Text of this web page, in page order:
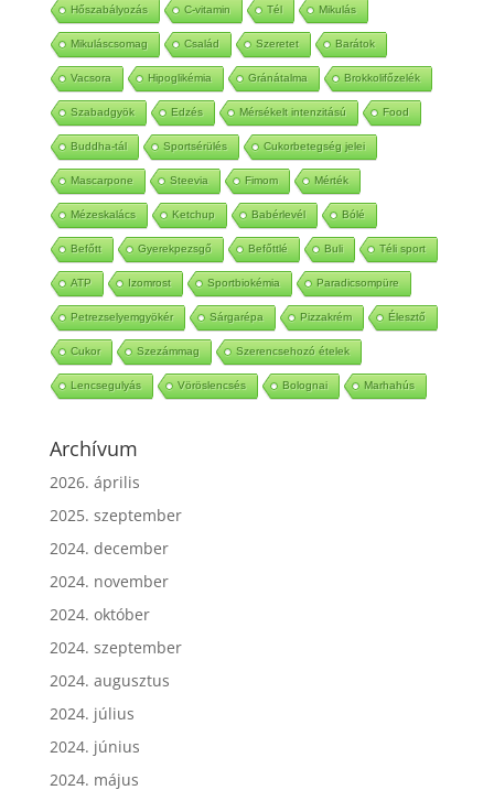
Hőszabályozás C-vitamin Tél Mikulás
Mikuláscsomag Család Szeretet Barátok
Vacsora Hipoglikémia Gránátalma Brokkolifőzelék
Szabadgyök Edzés Mérsékelt intenzitású Food
Buddha-tál Sportsérülés Cukorbetegség jelei
Mascarpone Steevia Fimom Mérték
Mézeskalács Ketchup Babérlevél Bólé
Befőtt Gyerekpezsgő Befőttlé Buli Téli sport
ATP Izomrost Sportbiokémia Paradicsompüre
Petrezselyemgyökér Sárgarépa Pizzakrém Élesztő
Cukor Szezámmag Szerencsehozó ételek
Lencsegulyás Vöröslencsés Bolognai Marhahús
Archívum
2026. április
2025. szeptember
2024. december
2024. november
2024. október
2024. szeptember
2024. augusztus
2024. július
2024. június
2024. május